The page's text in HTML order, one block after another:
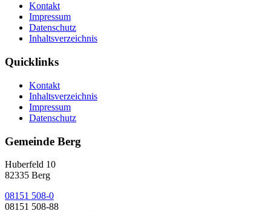
Kontakt
Impressum
Datenschutz
Inhaltsverzeichnis
Quicklinks
Kontakt
Inhaltsverzeichnis
Impressum
Datenschutz
Gemeinde Berg
Huberfeld 10
82335 Berg
08151 508-0
08151 508-88